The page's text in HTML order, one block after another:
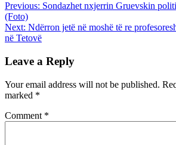
Previous: Sondazhet nxjerrin Gruevskin
(Foto)
Next: Ndërron jetë në moshë të re
në Tetovë
Leave a Reply
Your email address will not be published.
marked *
Comment *